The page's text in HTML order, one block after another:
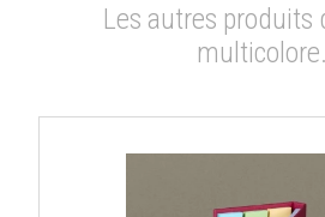
Les autres produits